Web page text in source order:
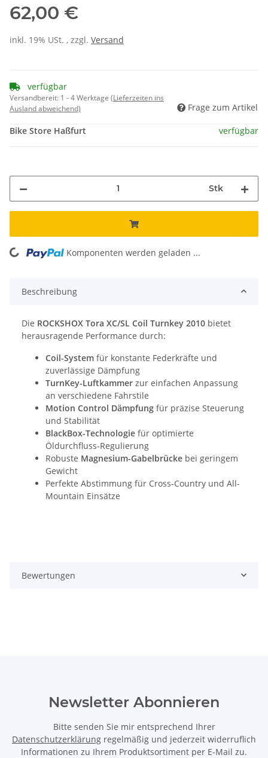
62,00 €
inkl. 19% USt. , zzgl. Versand
verfügbar
Versandbereit: 1 - 4 Werktage (Lieferzeiten ins
Ausland abweichend)
Frage zum Artikel
Bike Store Haßfurt verfügbar
Stk
Loading... Komponenten werden geladen ...
Beschreibung
Die ROCKSHOX Tora XC/SL Coil Turnkey 2010 bietet
herausragende Performance durch:
Coil-System für konstante Federkräfte und
zuverlässige Dämpfung
TurnKey-Luftkammer zur einfachen Anpassung
an verschiedene Fahrstile
Motion Control Dämpfung für präzise Steuerung
und Stabilität
BlackBox-Technologie für optimierte
Öldurchfluss-Regulierung
Robuste Magnesium-Gabelbrücke bei geringem
Gewicht
Perfekte Abstimmung für Cross-Country und All-
Mountain Einsätze
Bewertungen
Newsletter Abonnieren
Bitte senden Sie mir entsprechend Ihrer
Datenschutzerklärung regelmäßig und jederzeit widerruflich
Informationen zu Ihrem Produktsortiment per E-Mail zu.